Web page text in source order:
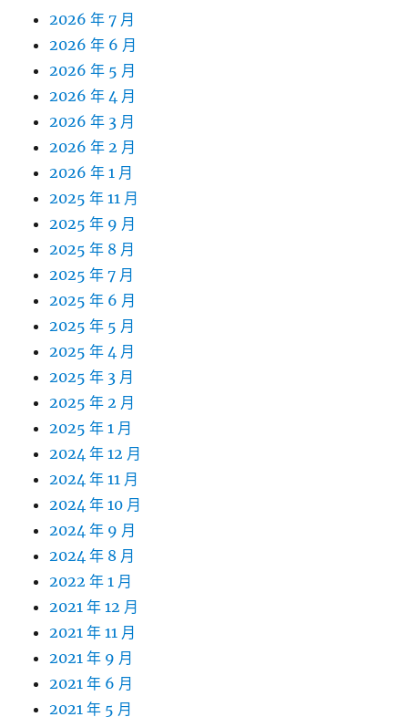
2026 年 7 月
2026 年 6 月
2026 年 5 月
2026 年 4 月
2026 年 3 月
2026 年 2 月
2026 年 1 月
2025 年 11 月
2025 年 9 月
2025 年 8 月
2025 年 7 月
2025 年 6 月
2025 年 5 月
2025 年 4 月
2025 年 3 月
2025 年 2 月
2025 年 1 月
2024 年 12 月
2024 年 11 月
2024 年 10 月
2024 年 9 月
2024 年 8 月
2022 年 1 月
2021 年 12 月
2021 年 11 月
2021 年 9 月
2021 年 6 月
2021 年 5 月